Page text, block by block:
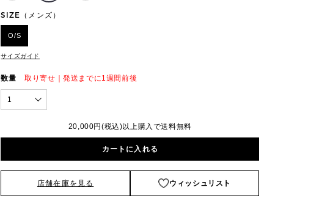
SIZE（メンズ）
O/S
サイズガイド
数量 取り寄せ｜発送までに1週間前後
1
20,000円(税込)以上購入で送料無料
カートに入れる
店舗在庫を見る ウィッシュリスト